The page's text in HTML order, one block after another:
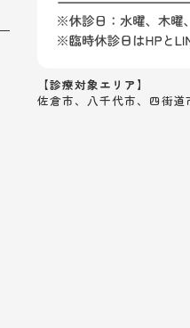
【診療対象エリア】
佐倉市、八千代市、四街